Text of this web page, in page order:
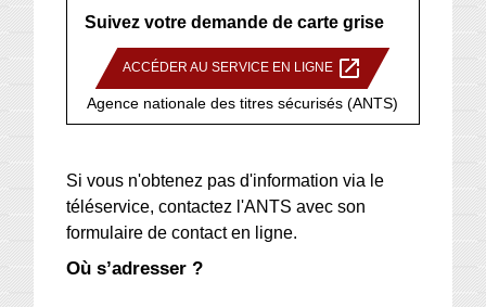
Suivez votre demande de carte grise
ACCÉDER AU SERVICE EN LIGNE open_in_new
Agence nationale des titres sécurisés (ANTS)
Si vous n'obtenez pas d'information via le
téléservice, contactez l'ANTS avec son
formulaire de contact en ligne.
Où s’adresser ?